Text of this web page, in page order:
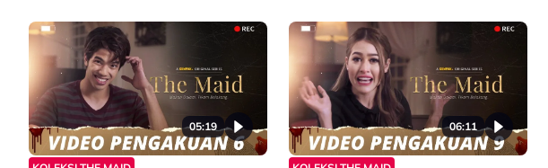
05:19 06:11